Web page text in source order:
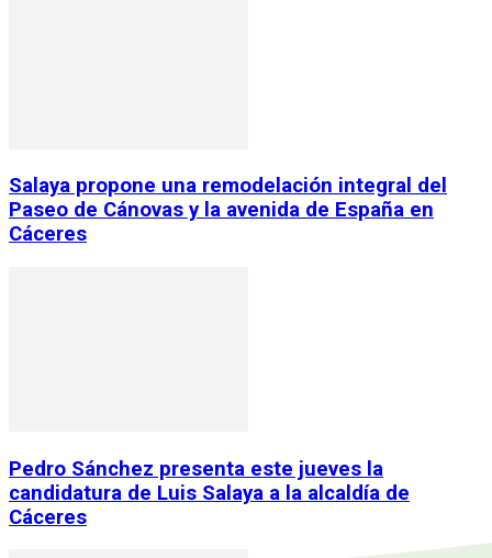
Salaya propone una remodelación integral del
Paseo de Cánovas y la avenida de España en
Cáceres
Pedro Sánchez presenta este jueves la
candidatura de Luis Salaya a la alcaldía de
Cáceres